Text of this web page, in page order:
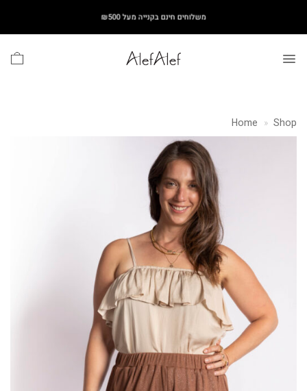
content
משלוחים חינם בקנייה מעל ₪500
Home » Shop